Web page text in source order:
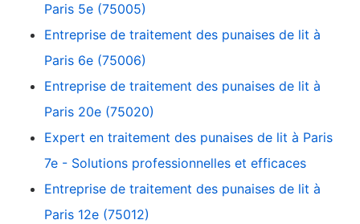
Paris 5e (75005)
Entreprise de traitement des punaises de lit à
Paris 6e (75006)
Entreprise de traitement des punaises de lit à
Paris 20e (75020)
Expert en traitement des punaises de lit à Paris
7e - Solutions professionnelles et efficaces
Entreprise de traitement des punaises de lit à
Paris 12e (75012)